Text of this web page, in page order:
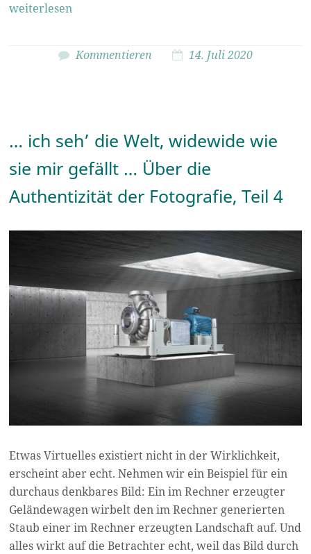
weiterlesen
Kommentieren 14. Juli 2020
… ich seh’ die Welt, widewide wie
sie mir gefällt … Über die
Authentizität der Fotografie, Teil 4
Etwas Virtuelles existiert nicht in der Wirklichkeit,
erscheint aber echt. Nehmen wir ein Beispiel für ein
durchaus denkbares Bild: Ein im Rechner erzeugter
Geländewagen wirbelt den im Rechner generierten
Staub einer im Rechner erzeugten Landschaft auf. Und
alles wirkt auf die Betrachter echt, weil das Bild durch